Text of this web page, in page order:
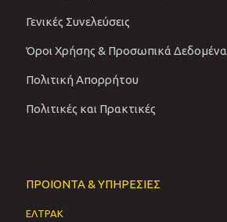
Γενικές Συνελεύσεις
Όροι Χρήσης & Προσωπικά Δεδομένα
Πολιτική Απορρήτου
Πολιτικές και Πρακτικές
ΠΡΟΙΟΝΤΑ & ΥΠΗΡΕΣΙΕΣ
ΕΛΤΡΑΚ